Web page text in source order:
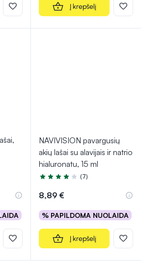
Į krepšelį
NAVIVISION pavargusių
akių lašai su alavijais ir natrio
hialuronatu, 15 ml
Įvertinimas 4.3 iš 5
(7)
8,89 €
% PAPILDOMA NUOLAIDA
Į krepšelį